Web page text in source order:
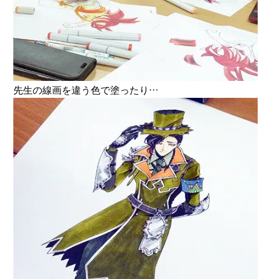
先生の線画を違う色で塗ったり…